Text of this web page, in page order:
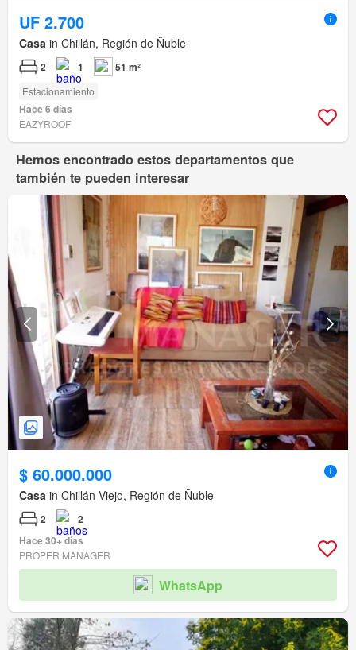
UF 2.700
Casa in Chillán, Región de Ñuble
2 1 51 m²
Estacionamiento
Hace 6 días
EAZYROOF
Hemos encontrado estos departamentos que
también te pueden interesar
$ 60.000.000
Casa in Chillán Viejo, Región de Ñuble
2
2
Hace 30+ días
PROPER MANAGER
WhatsApp